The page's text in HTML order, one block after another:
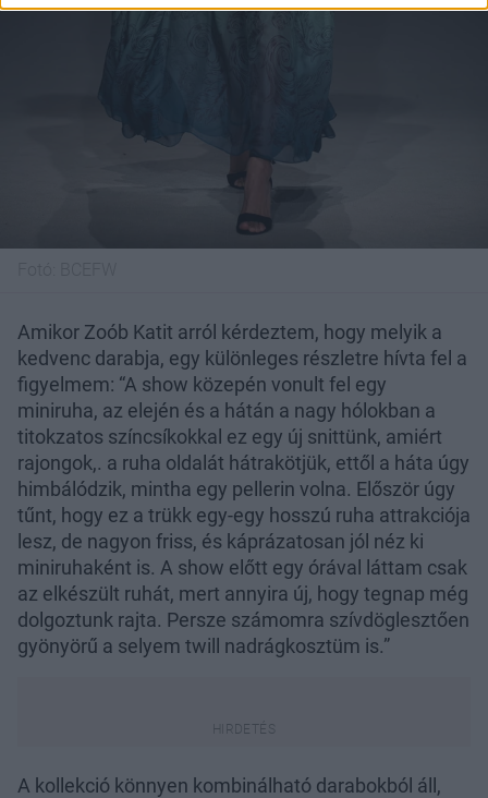
Amikor Zoób Katit arról kérdeztem, hogy melyik a
kedvenc darabja, egy különleges részletre hívta fel a
figyelmem: “A show közepén vonult fel egy
miniruha, az elején és a hátán a nagy hólokban a
titokzatos színcsíkokkal ez egy új snittünk, amiért
rajongok,. a ruha oldalát hátrakötjük, ettől a háta úgy
himbálódzik, mintha egy pellerin volna. Először úgy
tűnt, hogy ez a trükk egy-egy hosszú ruha attrakciója
lesz, de nagyon friss, és káprázatosan jól néz ki
miniruhaként is. A show előtt egy órával láttam csak
az elkészült ruhát, mert annyira új, hogy tegnap még
dolgoztunk rajta. Persze számomra szívdöglesztően
gyönyörű a selyem twill nadrágkosztüm is.”
A kollekció könnyen kombinálható darabokból áll,